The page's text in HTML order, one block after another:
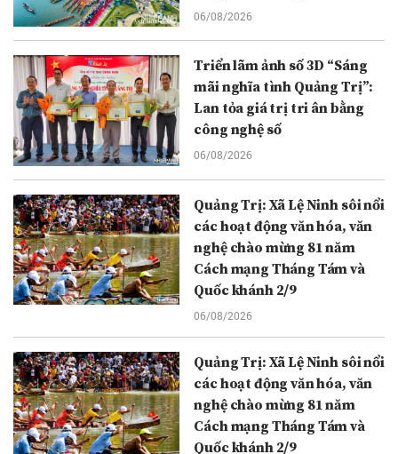
06/08/2026
Triển lãm ảnh số 3D “Sáng
mãi nghĩa tình Quảng Trị”:
Lan tỏa giá trị tri ân bằng
công nghệ số
06/08/2026
Quảng Trị: Xã Lệ Ninh sôi nổi
các hoạt động văn hóa, văn
nghệ chào mừng 81 năm
Cách mạng Tháng Tám và
Quốc khánh 2/9
06/08/2026
Quảng Trị: Xã Lệ Ninh sôi nổi
các hoạt động văn hóa, văn
nghệ chào mừng 81 năm
Cách mạng Tháng Tám và
Quốc khánh 2/9